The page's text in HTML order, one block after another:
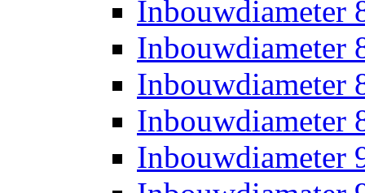
Inbouwdiameter
Inbouwdiameter
Inbouwdiameter
Inbouwdiameter
Inbouwdiameter